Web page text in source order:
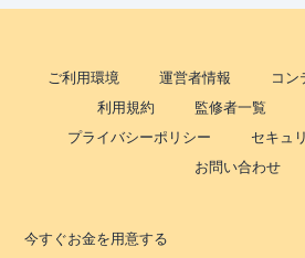
ご利用環境 運営者情報
コン
利用規約
監修者一覧
プライバシーポリシー
セキュ
お問い合わせ
今すぐお金を用意する